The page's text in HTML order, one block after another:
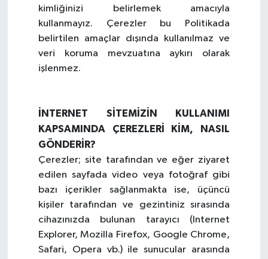
kimliğinizi belirlemek amacıyla
kullanmayız. Çerezler bu Politikada
belirtilen amaçlar dışında kullanılmaz ve
veri koruma mevzuatına aykırı olarak
işlenmez.
İNTERNET SİTEMİZİN KULLANIMI
KAPSAMINDA ÇEREZLERİ KİM, NASIL
GÖNDERİR?
Çerezler; site tarafından ve eğer ziyaret
edilen sayfada video veya fotoğraf gibi
bazı içerikler sağlanmakta ise, üçüncü
kişiler tarafından ve gezintiniz sırasında
cihazınızda bulunan tarayıcı (Internet
Explorer, Mozilla Firefox, Google Chrome,
Safari, Opera vb.) ile sunucular arasında